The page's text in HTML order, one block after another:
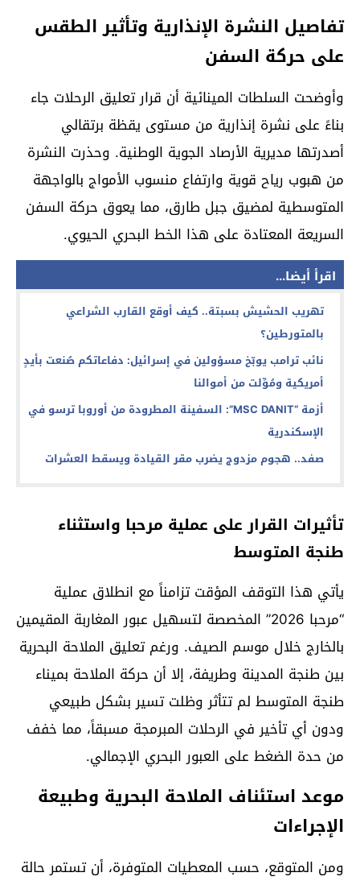
تفاصيل النشرة الإنذارية وتأثير الطقس
على حركة السفن
وأوضحت السلطات المينائية أن قرار تعليق الرحلات جاء
بناءً على نشرة إنذارية من مستوى يقظة برتقالي
أصدرتها مديرية الأرصاد الجوية الوطنية. وحذرت النشرة
من هبوب رياح قوية وارتفاع منسوب الأمواج بالواجهة
المتوسطية لمضيق جبل طارق، مما يعوق حركة السفن
السريعة المعتادة على هذا الخط البحري الحيوي.
اقرأ أيضا...
تهريب الحشيش بسبتة.. كيف أوقع القارب الشراعي
بالمتورطين؟
نائب ترامب يوبّخ مسؤولين في إسرائيل: دفاعاتكم صُنعت بأيدٍ
أمريكية ومُوِّلت من أموالنا
أزمة “MSC DANIT”: السفينة المطرودة من أوروبا ترسو في
الإسكندرية
صفد.. هجوم مزدوج يضرب مقر القيادة ويسقط العشرات
تأثيرات القرار على عملية مرحبا واستثناء
طنجة المتوسط
يأتي هذا التوقف المؤقت تزامناً مع انطلاق عملية
“مرحبا 2026” المخصصة لتسهيل عبور المغاربة المقيمين
بالخارج خلال موسم الصيف. ورغم تعليق الملاحة البحرية
بين طنجة المدينة وطريفة، إلا أن حركة الملاحة بميناء
طنجة المتوسط لم تتأثر وظلت تسير بشكل طبيعي
ودون أي تأخير في الرحلات المبرمجة مسبقاً، مما خفف
من حدة الضغط على العبور البحري الإجمالي.
موعد استئناف الملاحة البحرية وطبيعة
الإجراءات
ومن المتوقع، حسب المعطيات المتوفرة، أن تستمر حالة